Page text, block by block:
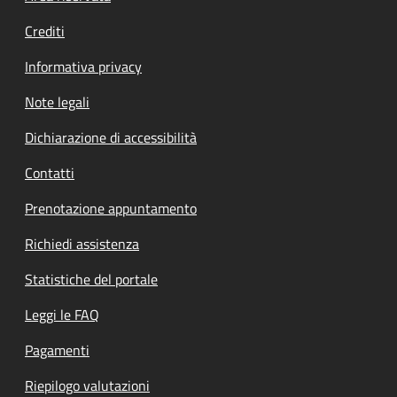
Crediti
Informativa privacy
Note legali
Dichiarazione di accessibilità
Contatti
Prenotazione appuntamento
Richiedi assistenza
Statistiche del portale
Leggi le FAQ
Pagamenti
Riepilogo valutazioni